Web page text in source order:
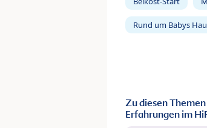
Rund um Babys
Zu diesen
Erfahrungen im